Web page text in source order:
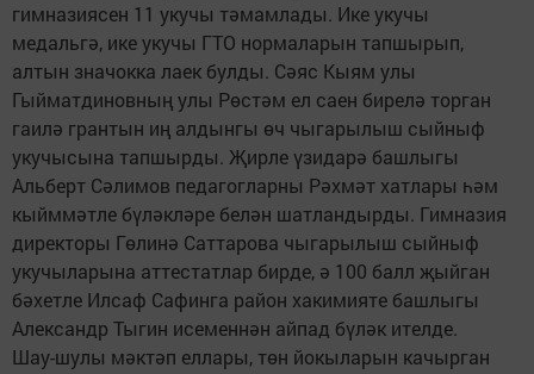
гимназиясен 11 укучы тәмамлады. Ике укучы
медальгә, ике укучы ГТО нормаларын тапшырып,
алтын значокка лаек булды. Сәяс Кыям улы
Гыйматдиновның улы Рөстәм ел саен бирелә торган
гаилә грантын иң алдынгы өч чыгарылыш сыйныф
укучысына тапшырды. Җирле үзидарә башлыгы
Альберт Сәлимов педагогларны Рәхмәт хатлары һәм
кыйммәтле бүләкләре белән шатландырды. Гимназия
директоры Гөлинә Саттарова чыгарылыш сыйныф
укучыларына аттестатлар бирде, ә 100 балл җыйган
бәхетле Илсаф Сафинга район хакимияте башлыгы
Александр Тыгин исеменнән айпад бүләк ителде.
Шау-шулы мәктәп еллары, төн йокыларын качырган